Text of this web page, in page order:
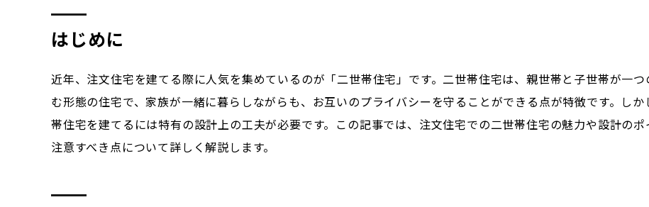
はじめに
近年、注文住宅を建てる際に人気を集めているのが「二世帯住宅」です。二世帯住宅は、親世帯と子世帯が一つ
む形態の住宅で、家族が一緒に暮らしながらも、お互いのプライバシーを守ることができる点が特徴です。しか
帯住宅を建てるには特有の設計上の工夫が必要です。この記事では、注文住宅での二世帯住宅の魅力や設計のポ
注意すべき点について詳しく解説します。